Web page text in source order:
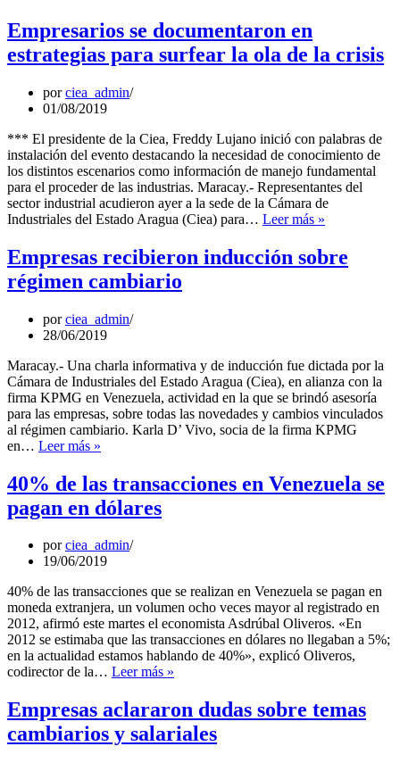
Empresarios se documentaron en
estrategias para surfear la ola de la crisis
porciea_admin
01/08/2019
*** El presidente de la Ciea, Freddy Lujano inició con palabras de
instalación del evento destacando la necesidad de conocimiento de
los distintos escenarios como información de manejo fundamental
para el proceder de las industrias. Maracay.- Representantes del
sector industrial acudieron ayer a la sede de la Cámara de
Industriales del Estado Aragua (Ciea) para… Leer más »
en
de
la
crisis
Empresas recibieron inducción sobre
régimen cambiario
porciea_admin
28/06/2019
Maracay.- Una charla informativa y de inducción fue dictada por la
Cámara de Industriales del Estado Aragua (Ciea), en alianza con la
firma KPMG en Venezuela, actividad en la que se brindó asesoría
para las empresas, sobre todas las novedades y cambios vinculados
al régimen cambiario. Karla D’ Vivo, socia de la firma KPMG
en… Leer más »
inducción
sobre
régimen
40% de las transacciones en Venezuela se
pagan en dólares
porciea_admin
19/06/2019
40% de las transacciones que se realizan en Venezuela se pagan en
moneda extranjera, un volumen ocho veces mayor al registrado en
2012, afirmó este martes el economista Asdrúbal Oliveros. «En
2012 se estimaba que las transacciones en dólares no llegaban a 5%;
en la actualidad estamos hablando de 40%», explicó Oliveros,
codirector de la… Leer más »
las
transacciones
en
Empresas aclararon dudas sobre temas
cambiarios y salariales